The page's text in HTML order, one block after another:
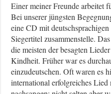
Einer meiner Freunde arbeitet
Bei unserer jüngsten
eine CD mit
Siegertitel zusammenstelle.
die meisten der besagten
Kindheit. Früher war es
einzudeutschen. Oft waren es
international erfolgreiches Lied